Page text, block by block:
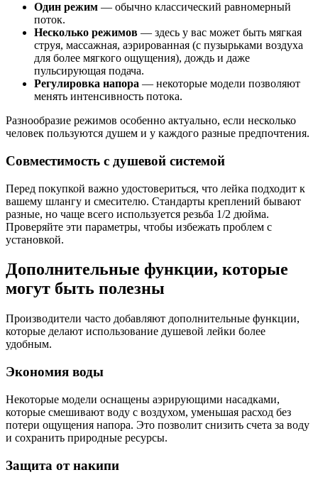
Один режим — обычно классический равномерный
поток.
Несколько режимов — здесь у вас может быть мягкая
струя, массажная, аэрированная (с пузырьками воздуха
для более мягкого ощущения), дождь и даже
пульсирующая подача.
Регулировка напора — некоторые модели позволяют
менять интенсивность потока.
Разнообразие режимов особенно актуально, если несколько
человек пользуются душем и у каждого разные предпочтения.
Совместимость с душевой системой
Перед покупкой важно удостовериться, что лейка подходит к
вашему шлангу и смесителю. Стандарты креплений бывают
разные, но чаще всего используется резьба 1/2 дюйма.
Проверяйте эти параметры, чтобы избежать проблем с
установкой.
Дополнительные функции, которые
могут быть полезны
Производители часто добавляют дополнительные функции,
которые делают использование душевой лейки более
удобным.
Экономия воды
Некоторые модели оснащены аэрирующими насадками,
которые смешивают воду с воздухом, уменьшая расход без
потери ощущения напора. Это позволит снизить счета за воду
и сохранить природные ресурсы.
Защита от накипи